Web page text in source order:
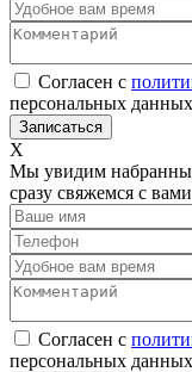
Согласен с
персональных данных
Х
Мы увидим
сразу свяжемся с вами
Согласен с
персональных данных